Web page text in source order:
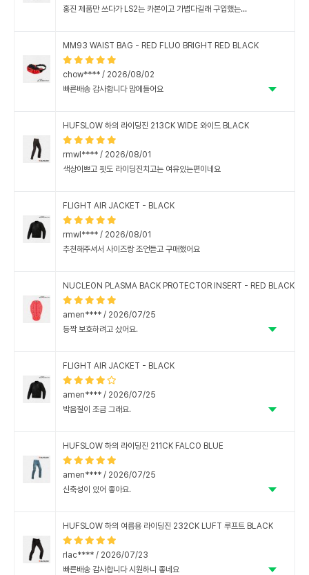
홍진 제품만 쓰다가 LS2는 카본이고 가볍다길래 구입했는데 써보고 주행해봐야 알겠지만 헬멧 자체는 가볍고 탄탄해요. 내부 썬바이져도 있고 윈드실드도 투명(기본 세팅), 검정(추가 동봉) 두가지로 견고하네요. 아참...핀락 필름도 있어 겨울에 유용하게 쓸 수 있겠네요. 여러모로 ㄱ핸찮아 보이네요.
MM93 WAIST BAG - RED FLUO BRIGHT RED BLACK
chow**** / 2026/08/02
빠른배송 감사합니다 맘에들어요
HUFSLOW 하의 라이딩진 213CK WIDE 와이드 BLACK
rmwl**** / 2026/08/01
색상이쁘고 핏도 라이딩진치고는 여유있는편이네요
FLIGHT AIR JACKET - BLACK
rmwl**** / 2026/08/01
추천해주셔서 사이즈랑 조언듣고 구매했어요
NUCLEON PLASMA BACK PROTECTOR INSERT - RED BLACK
amen**** / 2026/07/25
등짝 보호하려고 샀어요.
FLIGHT AIR JACKET - BLACK
amen**** / 2026/07/25
박음질이 조금 그래요.
HUFSLOW 하의 라이딩진 211CK FALCO BLUE
amen**** / 2026/07/25
신축성이 있어 좋아요.
HUFSLOW 하의 여름용 라이딩진 232CK LUFT 루프트 BLACK
rlac**** / 2026/07/23
빠른배송 감사합니다 시원하니 좋네요